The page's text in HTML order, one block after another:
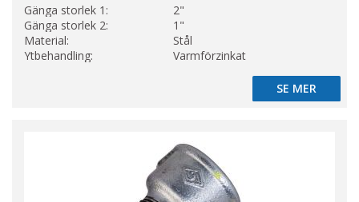
Gänga storlek 1:
2"
Gänga storlek 2:
1"
Material:
Stål
Ytbehandling:
Varmförzinkat
SE MER
SE MER